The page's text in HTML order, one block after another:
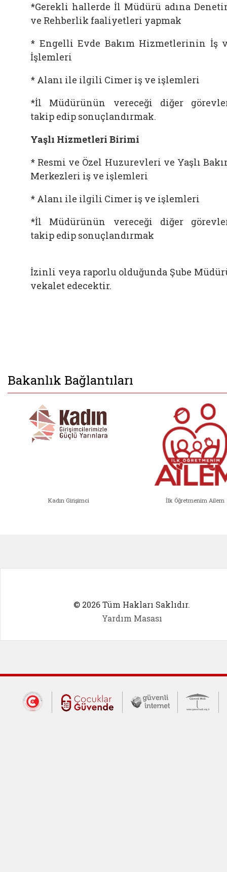
*Gerekli hallerde İl Müdürü adına
ve Rehberlik faaliyetleri yapmak
* Engelli Evde Bakım Hizmetlerinin İş
İşlemleri
* Alanı ile ilgili Cimer iş ve işlemleri
*İl Müdürünün vereceği diğer
takip edip sonuçlandırmak.
Yaşlı Hizmetleri Birimi
* Resmi ve Özel Huzurevleri ve Yaşlı
Merkezleri iş ve işlemleri
* Alanı ile ilgili Cimer iş ve işlemleri
*İl Müdürünün vereceği diğer
takip edip sonuçlandırmak
İzinli veya raporlu olduğunda Şube
vekalet edecektir.
Bakanlık Bağlantıları
Kadın Girişimci İlk Öğretmenim Ailem
© 2026 Tüm Hakları Saklıdır.
Yardım Masası
Dış Bağlantılar
Cumhurbaşkanlığı İletişim Merkezi
Çocuklar Güvende (yeni
Güvenli